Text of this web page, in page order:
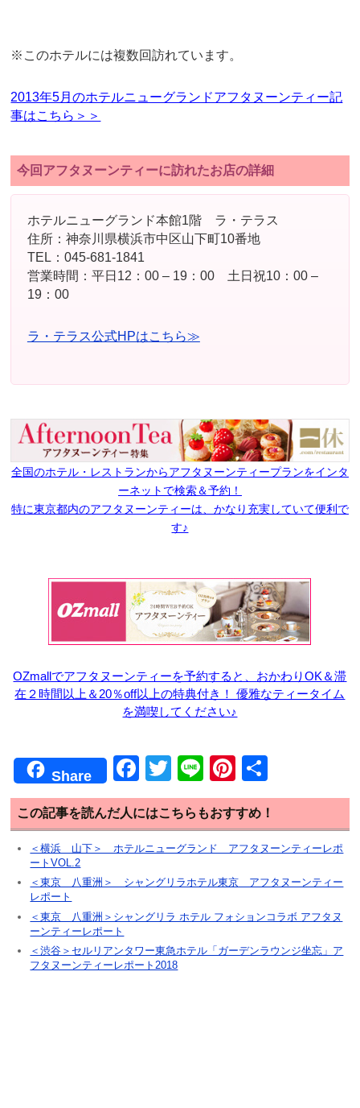
※このホテルには複数回訪れています。
2013年5月のホテルニューグランドアフタヌーンティー記
事はこちら＞＞
今回アフタヌーンティーに訪れたお店の詳細
ホテルニューグランド本館1階 ラ・テラス
住所：神奈川県横浜市中区山下町10番地
TEL：045-681-1841
営業時間：平日12：00 – 19：00 土日祝10：00 –
19：00
ラ・テラス公式HPはこちら≫
全国のホテル・レストランからアフタヌーンティープランをインタ
ーネットで検索＆予約！
特に東京都内のアフタヌーンティーは、かなり充実していて便利で
す♪
OZmallでアフタヌーンティーを予約すると、おかわりOK＆滞
在２時間以上＆20％off以上の特典付き！ 優雅なティータイム
を満喫してください♪
Share
F
a
c
e
b
o
o
k
T
wi
tt
er
Li
n
e
Pi
nt
er
e
st
有
この記事を読んだ人にはこちらもおすすめ！
＜横浜 山下＞ ホテルニューグランド アフタヌーンティーレポ
ートVOL.2
＜東京 八重洲＞ シャングリラホテル東京 アフタヌーンティー
レポート
＜東京 八重洲＞シャングリラ ホテル フォションコラボ アフタヌ
ーンティーレポート
＜渋谷＞セルリアンタワー東急ホテル「ガーデンラウンジ坐忘」ア
フタヌーンティーレポート2018